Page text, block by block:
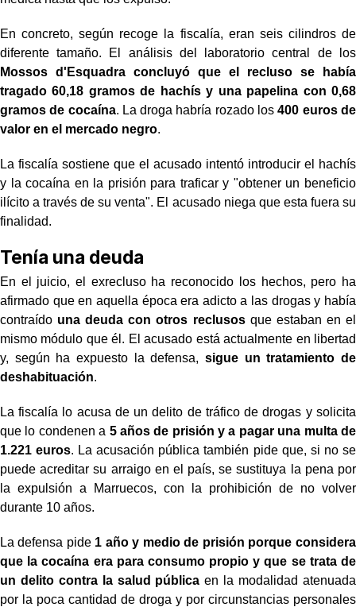
En concreto, según recoge la fiscalía, eran seis cilindros de
diferente tamaño. El análisis del laboratorio central de los
Mossos d'Esquadra concluyó que el recluso se había
tragado 60,18 gramos de hachís y una papelina con 0,68
gramos de cocaína. La droga habría rozado los400 euros de
valor en el mercado negro.
La fiscalía sostiene que el acusado intentó introducir el hachís
y la cocaína en la prisión para traficar y "obtener un beneficio
ilícito a través de su venta". El acusado niega que esta fuera su
finalidad.
Tenía una deuda
En el juicio, el exrecluso ha reconocido los hechos, pero ha
afirmado que en aquella época era adicto a las drogas y había
contraído una deuda con otros reclusosque estaban en el
mismo módulo que él. El acusado está actualmente en libertad
y, según ha expuesto la defensa, sigue un tratamiento de
deshabituación.
La fiscalía lo acusa de un delito de tráfico de drogas y solicita
que lo condenen a 5 años de prisión y a pagar una multa de
1.221 euros. La acusación pública también pide que, si no se
puede acreditar su arraigo en el país, se sustituya la pena por
la expulsión a Marruecos, con la prohibición de no volver
durante 10 años.
La defensa pide 1 año y medio de prisión porque considera
que la cocaína era para consumo propio y que se trata de
un delito contra la salud pública en la modalidad atenuada
por la poca cantidad de droga y por circunstancias personales